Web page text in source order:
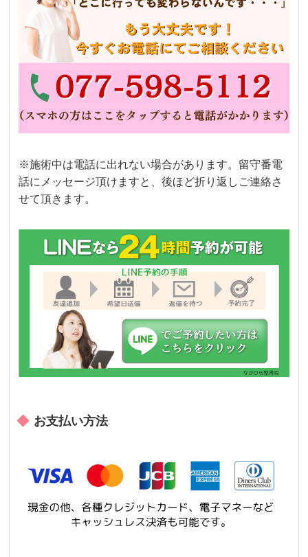
※施術中は電話に出れない場合があります。留守番電
話にメッセージ頂けますと、後ほど折り返しご連絡さ
せて頂きます。
お支払い方法